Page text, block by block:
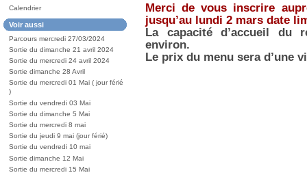
Calendrier
Voir aussi
Parcours mercredi 27/03/2024
Sortie du dimanche 21 avril 2024
Sortie du mercredi 24 avril 2024
Sortie dimanche 28 Avril
Sortie du mercredi 01 Mai ( jour férié
)
Sortie du vendredi 03 Mai
Sortie du dimanche 5 Mai
Sortie du mercredi 8 mai
Sortie du jeudi 9 mai (jour férié)
Sortie du vendredi 10 mai
Sortie dimanche 12 Mai
Sortie du mercredi 15 Mai
Merci de vous inscrire
jusqu’au lundi 2 mars date
La capacité d’accueil du
environ.
Le prix du menu sera d’une